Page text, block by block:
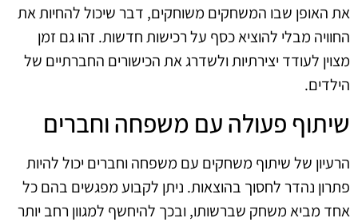
את האופן שבו המשחקים משוחקים, דבר שיכול להחיות את
החוויה מבלי להוציא כסף על רכישות חדשות. זהו גם זמן
מצוין לעודד יצירתיות ולשדרג את הכישורים החברתיים של
הילדים.
שיתוף פעולה עם משפחה וחברים
הרעיון של שיתוף משחקים עם משפחה וחברים יכול להיות
פתרון נהדר לחסוך בהוצאות. ניתן לקבוע מפגשים בהם כל
אחד מביא משחק שברשותו, ובכך להיחשף למגוון רחב יותר